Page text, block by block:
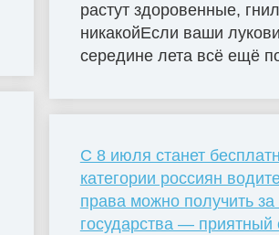
растут здоровенные,
никакойЕсли ваши
середине лета всё ещё
С 8 июля станет
категории россиян
права можно получить за
государства — приятный